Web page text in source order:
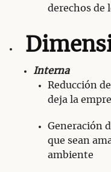
derechos de
Interna
Reducción
deja la
Generación
que sean
ambiente